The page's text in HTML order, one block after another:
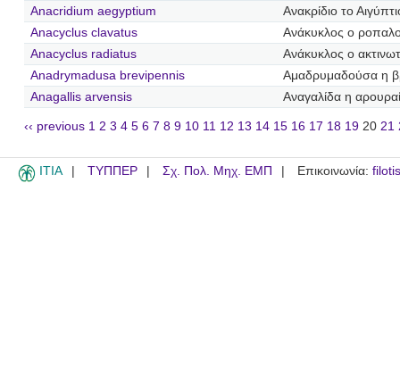
Anacridium aegyptium
Ανακρίδιο το
Anacyclus clavatus
Ανάκυκλος ο
Anacyclus radiatus
Ανάκυκλος ο
Anadrymadusa brevipennis
Αμαδρυμαδούσα η
Anagallis arvensis
Αναγαλίδα η
‹‹ previous 1 2 3 4 5 6 7 8 9 10 11 12 13 14 15 16 17 18 19 20 21
ITIA ΤΥΠΠΕΡ Σχ. Πολ. Μηχ. ΕΜΠ Επικοινωνία: